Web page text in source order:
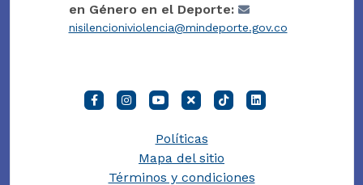
en Género en el Deporte:
nisilencioniviolencia@mindeporte.gov.co
Políticas
Mapa del sitio
Términos y condiciones